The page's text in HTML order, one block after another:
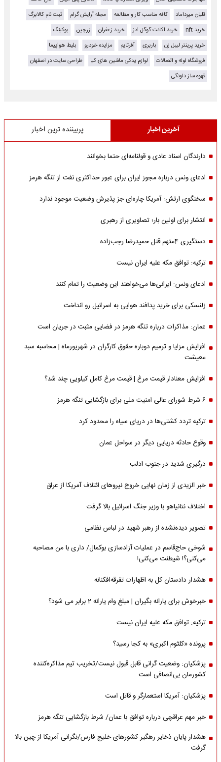
قلیان میرداماد
کافه مناسب کار و مطالعه مجله آرایش گرام
ثبت نام کالابرگ
خرید nft
خرید اکانت گوگل ادز خرید زعفران زرچین
بوکینگ
خرید پرینتر لیبل زن
باربری آفرتایم مزایده خودرو
بلیط هواپیما
فروشگاه لوله و اتصالات
لوازم یدکی ماشین های کیا
طراحی سایت در اصفهان
قهوه ساز دلونگی
آخرین اخبار پربیننده ترین اخبار
دارندگان اسناد عادی و قولنامه‌ای حتما بخوانند
ادعای ونس درباره مجوز ایران برای عبور حداکثری نفت از تنگه هرمز
سخنگوی ارتش: آمریکا چاره‌ای جز پذیرش وضعیت موجود ندارد
انتشار برای اولین بار؛ تصاویری از رهبری
دستگیری 4متهم قتل حمیدرضا رجب‌زاده
ترکیه: توافق مکه علیه ایران نیست
ادعای ونس: ایرانی‌ها می‌خواهند این وضعیت را تمام کنند
زلنسکی برای خرید پدافند هوایی به اسرائیل رو انداخت
عمان: مذاکرات درباره تنگه هرمز در فضایی مثبت در جریان است
افزایش مزایا و ترمیم دوباره حقوق کارگران در شهریورماه | محاسبه سبد
معیشت
افزایش معنادار قیمت مرغ | قیمت مرغ کامل کیلویی چند شد؟
۶ شرط شورای عالی امنیت ملی برای بازگشایی تنگه هرمز
ترکیه تردد کشتی‌ها در دریای سیاه را محدود کرد
وقوع حادثه دریایی دیگر در سواحل عمان
درگیری شدید در جنوب ادلب
خبر الزیدی از زمان نهایی خروج نیروهای ائتلاف آمریکا از عراق
اختلاف نتانیاهو با وزیر جنگ اسرائیل بالا گرفت
تصویر دیده‌نشده از رهبر شهید در لباس نظامی
شوخی حاج‌قاسم در عملیات آزادسازی بوکمال/ داری با من مصاحبه‌
می‌کنی؟! شیطنت می‌کنی!
هشدار دادستان کل به اظهارات تفرقه‌افکنانه
خبرخوش برای یارانه بگیران | مبلغ وام یارانه 2 برابر می شود؟
ترکیه: توافق مکه علیه ایران نیست
پرونده «کلثوم اکبری» به کجا رسید؟
پزشکیان: وضعیت گرانی قابل قبول نیست/تخریب تیم مذاکره‌کننده
کشورمان بی‌انصافی است
پزشکیان: آمریکا استعمارگر و قاتل است
خبر مهم عراقچی درباره توافق با عمان/ شرط بازگشایی تنگه هرمز
هشدار پایان ذخایر رهگیر کشورهای خلیج فارس/نگرانی آمریکا از چین بالا
گرفت